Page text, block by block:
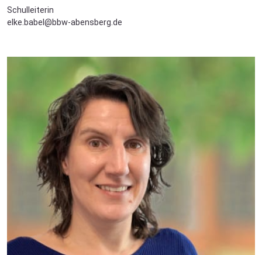
Schulleiterin
elke.babel@bbw-abensberg.de